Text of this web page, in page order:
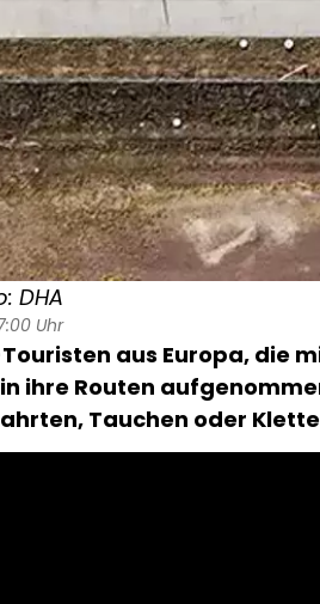
DHA
Uhr
aus Europa, die
ihre Routen
Tauchen oder